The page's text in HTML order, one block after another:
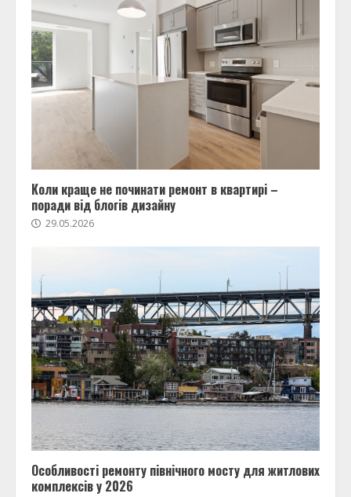
Коли краще не починати ремонт в квартирі –
поради від блогів дизайну
29.05.2026
Особливості ремонту північного мосту для житлових
комплексів у 2026